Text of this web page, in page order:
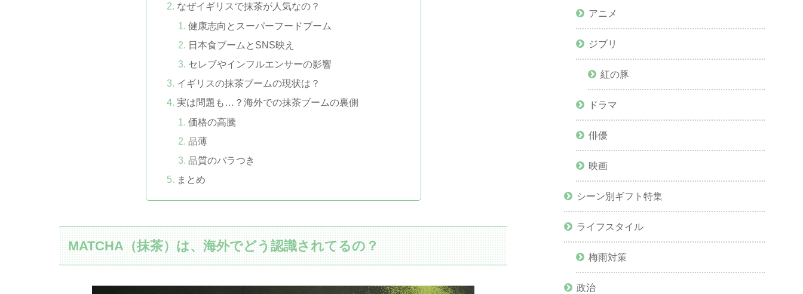
なぜイギリスで抹茶が人気なの？
健康志向とスーパーフードブーム
日本食ブームとSNS映え
セレブやインフルエンサーの影響
イギリスの抹茶ブームの現状は？
実は問題も…？海外での抹茶ブームの裏側
価格の高騰
品薄
品質のバラつき
まとめ
MATCHA（抹茶）は、海外でどう認識されてるの？
アニメ
ジブリ
紅の豚
ドラマ
俳優
映画
シーン別ギフト特集
ライフスタイル
梅雨対策
政治